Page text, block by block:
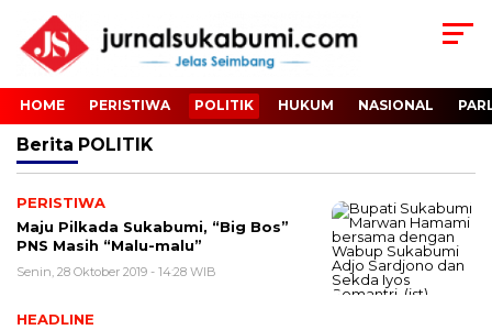
HOME PERISTIWA POLITIK HUKUM NASIONAL
Berita POLITIK
PERISTIWA
Maju Pilkada Sukabumi, “Big Bos”
PNS Masih “Malu-malu”
Senin, 28 Oktober 2019 - 14:28 WIB
HEADLINE